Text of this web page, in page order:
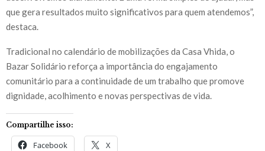
que gera resultados muito significativos para quem atendemos”,
destaca.
Tradicional no calendário de mobilizações da Casa Vhida, o
Bazar Solidário reforça a importância do engajamento
comunitário para a continuidade de um trabalho que promove
dignidade, acolhimento e novas perspectivas de vida.
Compartilhe isso:
Facebook X